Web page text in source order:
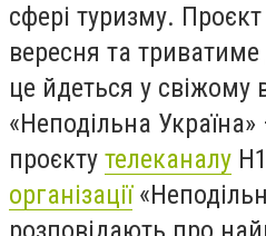
сфері туризму.
вересня та
це йдеться у свіжому
«Неподільна
проєкту телеканалу
організації